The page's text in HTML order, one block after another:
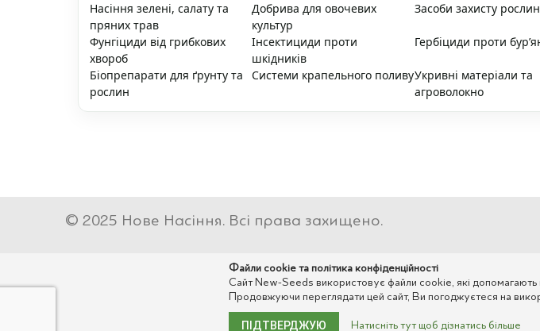
Насіння зелені, салату та
пряних трав
Добрива для овочевих
культур
Засоби захисту рослин
Фунгіциди від грибкових
хвороб
Інсектициди проти
шкідників
Гербіциди проти
Біопрепарати для ґрунту та
рослин
Системи крапельного поливуУкривні матеріали та
агроволокно
© 2025 Нове Насіння. Всі права захищено.
Файли cookie та політика конфіденційності
Сайт New-Seeds використовує файли cookie, які допомагають
Продовжуючи переглядати цей сайт, Ви погоджуєтеся на
Натисніть тут щоб дізнатись більше
ПІДТВЕРДЖУЮ